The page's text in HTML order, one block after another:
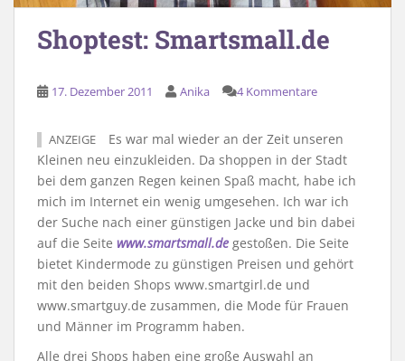
Shoptest: Smartsmall.de
17. Dezember 2011 Anika 4 Kommentare
ANZEIGE
Es war mal wieder an der Zeit unseren
Kleinen neu einzukleiden. Da shoppen in der Stadt
bei dem ganzen Regen keinen Spaß macht, habe ich
mich im Internet ein wenig umgesehen. Ich war ich
der Suche nach einer günstigen Jacke und bin dabei
auf die Seite www.smartsmall.de gestoßen. Die Seite
bietet Kindermode zu günstigen Preisen und gehört
mit den beiden Shops www.smartgirl.de und
www.smartguy.de zusammen, die Mode für Frauen
und Männer im Programm haben.
Alle drei Shops haben eine große Auswahl an